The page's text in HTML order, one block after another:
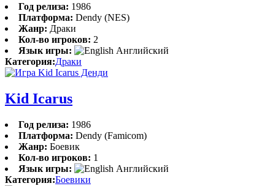
Год релиза: 1986
Платформа: Dendy (NES)
Жанр: Драки
Кол-во игроков: 2
Язык игры:
Английский
Категория:Драки
Kid Icarus
Год релиза: 1986
Платформа: Dendy (Famicom)
Жанр: Боевик
Кол-во игроков: 1
Язык игры:
Английский
Категория:Боевики